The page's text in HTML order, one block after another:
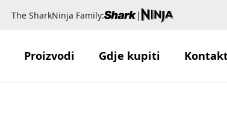
The SharkNinja Family: |
Proizvodi Gdje kupiti